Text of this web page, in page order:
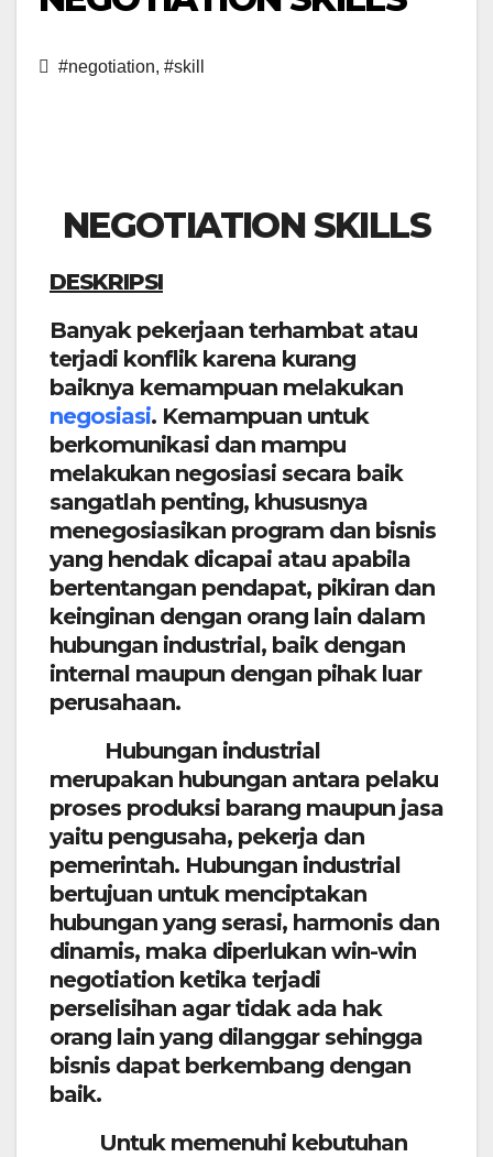
#negotiation, #skill
NEGOTIATION SKILLS
DESKRIPSI
Banyak pekerjaan terhambat atau
terjadi konflik karena kurang
baiknya kemampuan melakukan
negosiasi. Kemampuan untuk
berkomunikasi dan mampu
melakukan negosiasi secara baik
sangatlah penting, khususnya
menegosiasikan program dan bisnis
yang hendak dicapai atau apabila
bertentangan pendapat, pikiran dan
keinginan dengan orang lain dalam
hubungan industrial, baik dengan
internal maupun dengan pihak luar
perusahaan.
Hubungan industrial
merupakan hubungan antara pelaku
proses produksi barang maupun jasa
yaitu pengusaha, pekerja dan
pemerintah. Hubungan industrial
bertujuan untuk menciptakan
hubungan yang serasi, harmonis dan
dinamis, maka diperlukan win-win
negotiation ketika terjadi
perselisihan agar tidak ada hak
orang lain yang dilanggar sehingga
bisnis dapat berkembang dengan
baik.
Untuk memenuhi kebutuhan